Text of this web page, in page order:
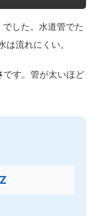
でした。水道管でた
は流れにくい。
です。管が太いほど